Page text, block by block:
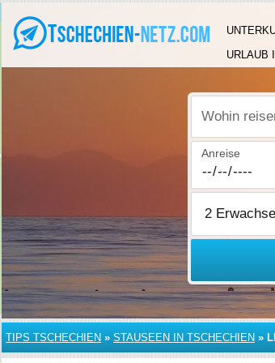
URLAUB
Wohin reisen
Anreise
TIPS TSCHECHIEN » STAUSEEN IN TSCHECHIEN »